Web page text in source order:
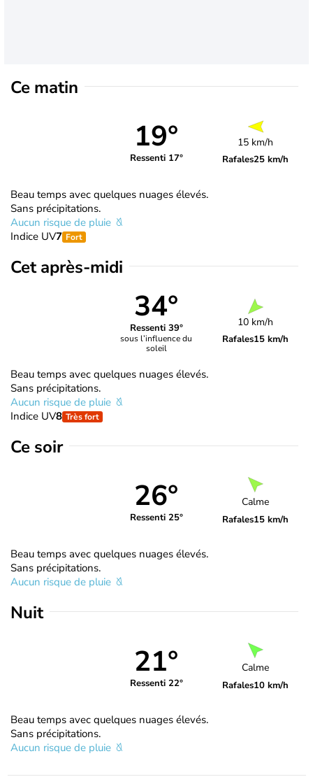
Ce matin
19°
Ressenti 17°
15 km/h
Rafales25 km/h
Beau temps avec quelques nuages élevés.
Sans précipitations.
Aucun risque de pluie
Indice UV7 Fort
Cet après-midi
34°
Ressenti 39°
sous l’influence du
soleil
10 km/h
Rafales15 km/h
Beau temps avec quelques nuages élevés.
Sans précipitations.
Aucun risque de pluie
Indice UV8 Très fort
Ce soir
26°
Ressenti 25°
Calme
Rafales15 km/h
Beau temps avec quelques nuages élevés.
Sans précipitations.
Aucun risque de pluie
Nuit
21°
Ressenti 22°
Calme
Rafales10 km/h
Beau temps avec quelques nuages élevés.
Sans précipitations.
Aucun risque de pluie